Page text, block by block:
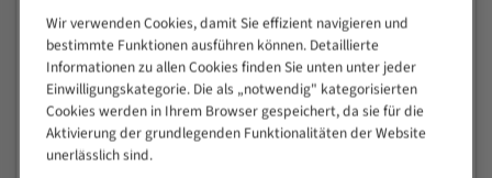
30
4/5
50
4/5
80
> 100
VOLLMATERIAL
Wir verwenden Cookies, damit Sie effizient navigieren und
bestimmte Funktionen ausführen können. Detaillierte
Informationen zu allen Cookies finden Sie unten unter jeder
Einwilligungskategorie. Die als „notwendig" kategorisierten
Cookies werden in Ihrem Browser gespeichert, da sie für die
Aktivierung der grundlegenden Funktionalitäten der Website
unerlässlich sind.